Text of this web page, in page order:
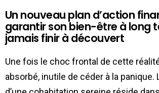
Un nouveau plan d’action
garantir son bien-être à long
jamais finir à découvert
Une fois le choc frontal de cette
absorbé, inutile de céder à la panique.